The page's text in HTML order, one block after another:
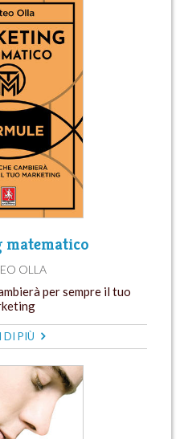
OLLA
per sempre il tuo
DI PIÙ